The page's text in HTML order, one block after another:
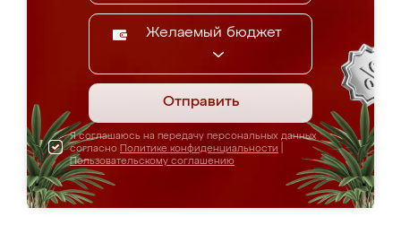
Желаемый бюджет
Отправить
Я соглашаюсь на передачу персональных данных
согласно Политике конфиденциальности
Пользовательскому соглашению